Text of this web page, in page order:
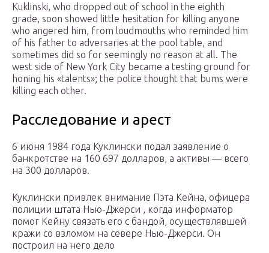
Kuklinski, who dropped out of school in the eighth
grade, soon showed little hesitation for killing anyone
who angered him, from loudmouths who reminded him
of his father to adversaries at the pool table, and
sometimes did so for seemingly no reason at all. The
west side of New York City became a testing ground for
honing his «talents»; the police thought that bums were
killing each other.
Расследование и арест
6 июня 1984 года Куклински подал заявление о
банкротстве на 160 697 долларов, а активы — всего
на 300 долларов.
Куклински привлек внимание Пэта Кейна, офицера
полиции штата Нью-Джерси , когда информатор
помог Кейну связать его с бандой, осуществлявшей
кражи со взломом на севере Нью-Джерси. Он
построил на него дело